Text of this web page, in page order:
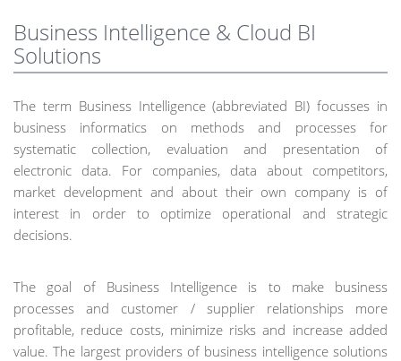
Business Intelligence & Cloud BI
Solutions
The term Business Intelligence (abbreviated BI) focusses in
business informatics on methods and processes for
systematic collection, evaluation and presentation of
electronic data. For companies, data about competitors,
market development and about their own company is of
interest in order to optimize operational and strategic
decisions.
The goal of Business Intelligence is to make business
processes and customer / supplier relationships more
profitable, reduce costs, minimize risks and increase added
value. The largest providers of business intelligence solutions